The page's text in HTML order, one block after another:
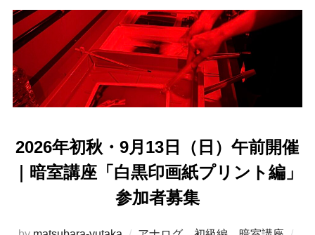
2026年初秋・9月13日（日）午前開催
｜暗室講座「白黒印画紙プリント編」
参加者募集